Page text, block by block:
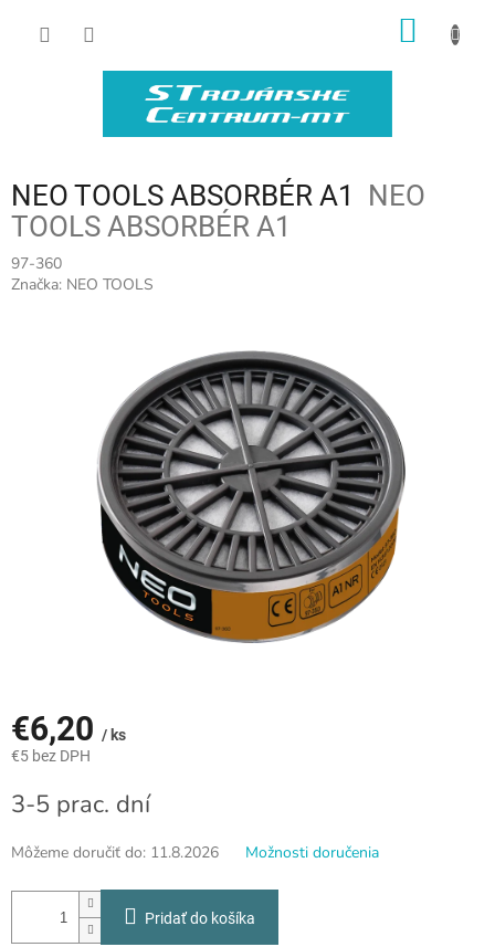
NEO TOOLS ABSORBÉR A1 NEO
TOOLS ABSORBÉR A1
97-360
Značka: NEO TOOLS
€6,20 / ks
€5 bez DPH
cena:
3-5 prac. dní
Môžeme doručiť do: 11.8.2026 Možnosti doručenia
Pridať do košíka